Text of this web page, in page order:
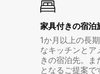
家具付き⁠の宿⁠泊⁠
1か月以上の長
なキッチンとア
きの宿泊先。ま
となるご提案で